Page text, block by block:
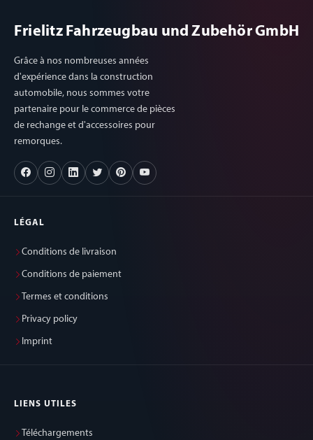
Frielitz Fahrzeugbau und Zubehör GmbH
Grâce à nos nombreuses années
d'expérience dans la construction
automobile, nous sommes votre
partenaire pour le commerce de pièces
de rechange et d'accessoires pour
remorques.
LÉGAL
Conditions de livraison
Conditions de paiement
Termes et conditions
Privacy policy
Imprint
LIENS UTILES
Téléchargements